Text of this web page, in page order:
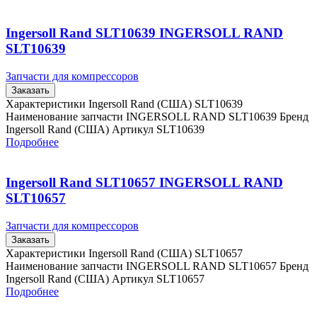
Ingersoll Rand SLT10639 INGERSOLL RAND
SLT10639
Запчасти для компрессоров
Заказать
Характеристики Ingersoll Rand (США) SLT10639
Наименование запчасти INGERSOLL RAND SLT10639 Бренд
Ingersoll Rand (США) Артикул SLT10639
Подробнее
Ingersoll Rand SLT10657 INGERSOLL RAND
SLT10657
Запчасти для компрессоров
Заказать
Характеристики Ingersoll Rand (США) SLT10657
Наименование запчасти INGERSOLL RAND SLT10657 Бренд
Ingersoll Rand (США) Артикул SLT10657
Подробнее